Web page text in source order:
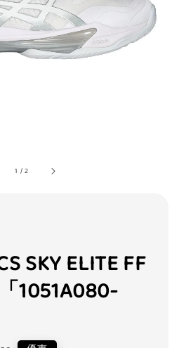
1 /2
SKY ELITE FF
1051A080-